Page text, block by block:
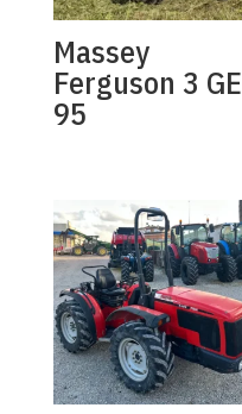
Massey
Ferguson 3 GE
95